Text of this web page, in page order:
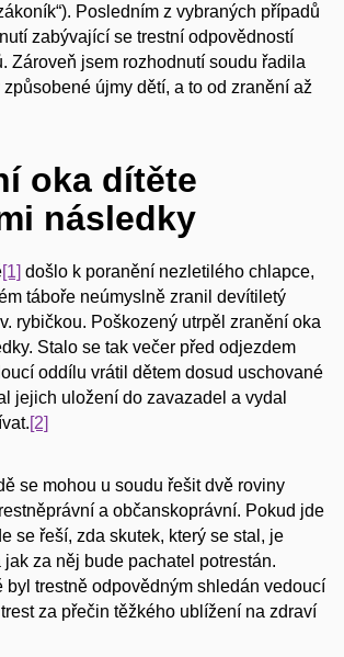
Posledním z vybraných případů
zabývající se trestní odpovědností
Zároveň jsem rozhodnutí soudu řadila
újmy dětí, a to od zranění až
oka dítěte
následky
[1] došlo k poranění nezletilého chlapce,
táboře neúmyslně zranil devítiletý
rybičkou. Poškozený utrpěl zranění oka
Stalo se tak večer před odjezdem
oddílu vrátil dětem dosud uschované
jejich uložení do zavazadel a vydal
[2]
se mohou u soudu řešit dvě roviny
a občanskoprávní. Pokud jde
se řeší, zda skutek, který se stal, je
jak za něj bude pachatel potrestán.
byl trestně odpovědným shledán vedoucí
za přečin těžkého ublížení na zdraví